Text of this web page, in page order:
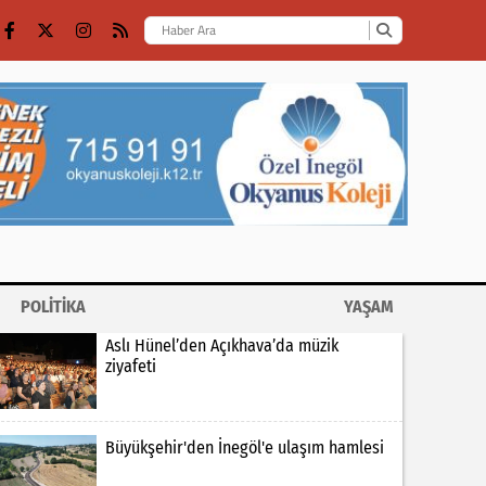
POLİTİKA
YAŞAM
Aslı Hünel’den Açıkhava’da müzik
ziyafeti
Büyükşehir'den İnegöl'e ulaşım hamlesi